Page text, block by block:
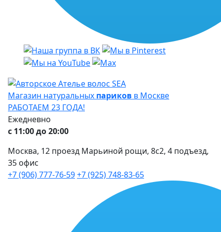
Магазин натуральных париков в Москве
РАБОТАЕМ 23 ГОДА!
Ежедневно
с 11:00 до 20:00
Москва, 12 проезд Марьиной рощи, 8с2, 4 подъезд,
35 офис
+7 (906) 777-76-59+7 (925) 748-83-65